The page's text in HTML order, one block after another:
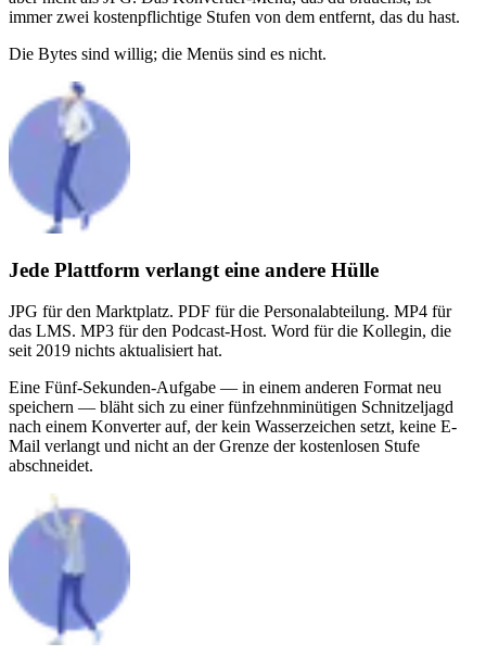
immer zwei kostenpflichtige Stufen von dem entfernt, das du hast.
Die Bytes sind willig; die Menüs sind es nicht.
Jede Plattform verlangt eine andere Hülle
JPG für den Marktplatz. PDF für die Personalabteilung. MP4 für
das LMS. MP3 für den Podcast-Host. Word für die Kollegin, die
seit 2019 nichts aktualisiert hat.
Eine Fünf-Sekunden-Aufgabe — in einem anderen Format neu
speichern — bläht sich zu einer fünfzehnminütigen Schnitzeljagd
nach einem Konverter auf, der kein Wasserzeichen setzt, keine E-
Mail verlangt und nicht an der Grenze der kostenlosen Stufe
abschneidet.